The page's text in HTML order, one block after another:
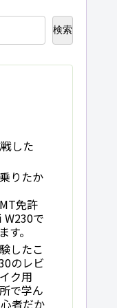
検索
した
りたか
免許
W230で
。
したこ
のレビ
ク用
で学ん
者だか